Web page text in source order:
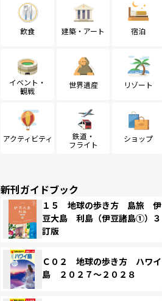
飲食 建築・アート 宿泊
イベント・
観戦
世界遺産 リゾート
アクティビティ
鉄道・
フライト
ショップ
新刊ガイドブック
１５ 地球の歩き方 島旅 伊
豆大島 利島（伊豆諸島①）３
訂版
Ｃ０２ 地球の歩き方 ハワイ
島 ２０２７～２０２８